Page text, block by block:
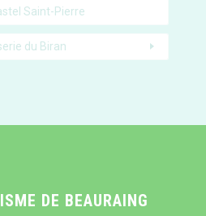
Saint-Pierre
du Biran
DE BEAURAING